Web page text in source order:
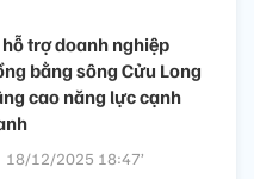
hỗ trợ doanh nghiệp
bằng sông Cửu Long
cao năng lực cạnh
18/12/2025 18:47’